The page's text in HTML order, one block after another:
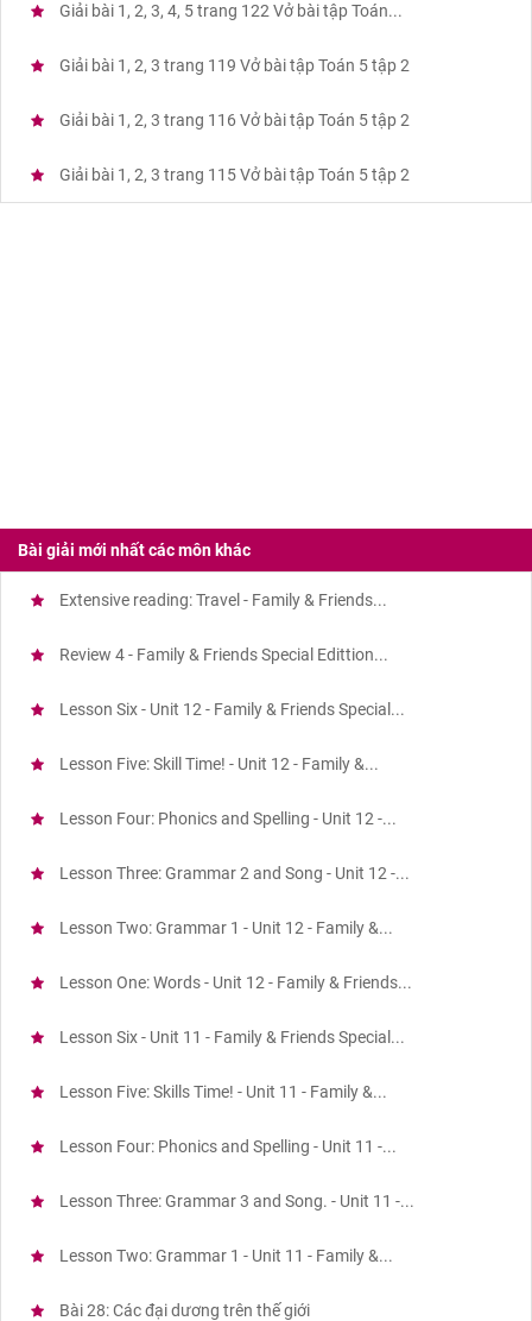
Giải bài 1, 2, 3, 4, 5 trang 122 Vở bài tập Toán...
Giải bài 1, 2, 3 trang 119 Vở bài tập Toán 5 tập 2
Giải bài 1, 2, 3 trang 116 Vở bài tập Toán 5 tập 2
Giải bài 1, 2, 3 trang 115 Vở bài tập Toán 5 tập 2
Bài giải mới nhất các môn khác
Extensive reading: Travel - Family & Friends...
Review 4 - Family & Friends Special Edittion...
Lesson Six - Unit 12 - Family & Friends Special...
Lesson Five: Skill Time! - Unit 12 - Family &...
Lesson Four: Phonics and Spelling - Unit 12 -...
Lesson Three: Grammar 2 and Song - Unit 12 -...
Lesson Two: Grammar 1 - Unit 12 - Family &...
Lesson One: Words - Unit 12 - Family & Friends...
Lesson Six - Unit 11 - Family & Friends Special...
Lesson Five: Skills Time! - Unit 11 - Family &...
Lesson Four: Phonics and Spelling - Unit 11 -...
Lesson Three: Grammar 3 and Song. - Unit 11 -...
Lesson Two: Grammar 1 - Unit 11 - Family &...
Bài 28: Các đại dương trên thế giới